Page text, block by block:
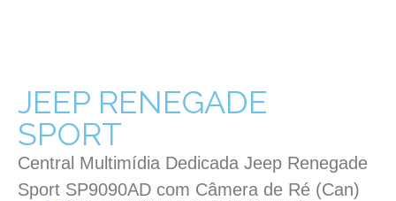
JEEP RENEGADE
SPORT
Central Multimídia Dedicada Jeep Renegade
Sport SP9090AD com Câmera de Ré (Can)